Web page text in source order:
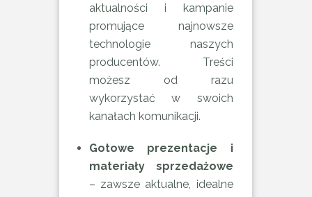
aktualności i kampanie
promujące najnowsze
technologie naszych
producentów. Treści
możesz od razu
wykorzystać w swoich
kanałach komunikacji.
Gotowe prezentacje i
materiały sprzedażowe
– zawsze aktualne, idealne